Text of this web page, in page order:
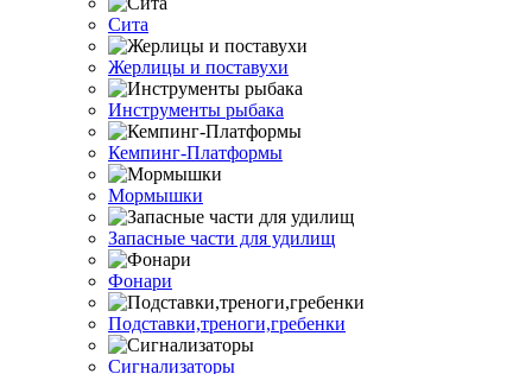
Сита
Жерлицы и поставухи
Инструменты рыбака
Кемпинг-Платформы
Мормышки
Запасные части для удилищ
Фонари
Подставки,треноги,гребенки
Сигнализаторы